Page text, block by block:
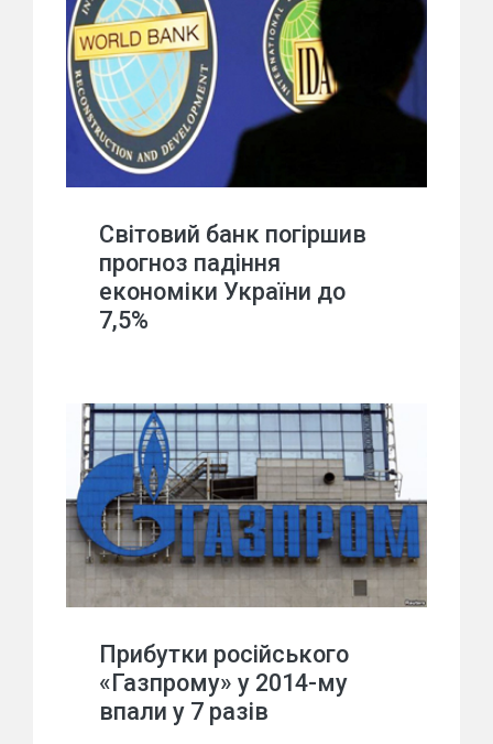
Світовий банк погіршив
прогноз падіння
економіки України до
7,5%
Прибутки російського
«Газпрому» у 2014-му
впали у 7 разів